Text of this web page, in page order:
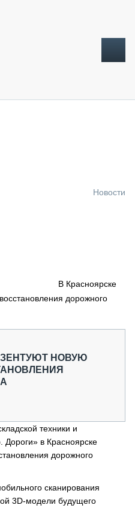
Новости
В Красноярске
дорожного
НОВУЮ
техники и
Дороги» в Красноярске
дорожного
сканирования
3D-модели будущего